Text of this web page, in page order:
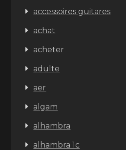
accessoires guitares
achat
acheter
adulte
aer
algam
alhambra
alhambra 1c